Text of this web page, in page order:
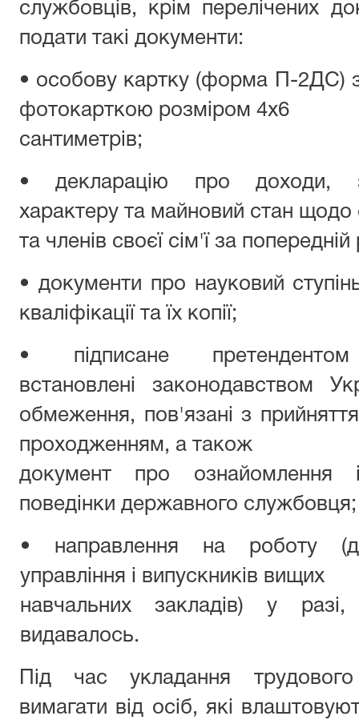
службовців, крім перелічених
подати такі документи:
• особову картку (форма П-2ДС)
фотокарткою розміром 4x6
сантиметрів;
• декларацію про доходи,
характеру та майновий стан щодо
та членів своєї сім'ї за попередній
• документи про науковий
кваліфікації та їх копії;
• підписане
встановлені законодавством
обмеження, пов'язані з
проходженням, а також
документ про ознайомлення
поведінки державного службовця;
• направлення на роботу
управління і випускників вищих
навчальних закладів) у
видавалось.
Під час укладання
вимагати від осіб, які